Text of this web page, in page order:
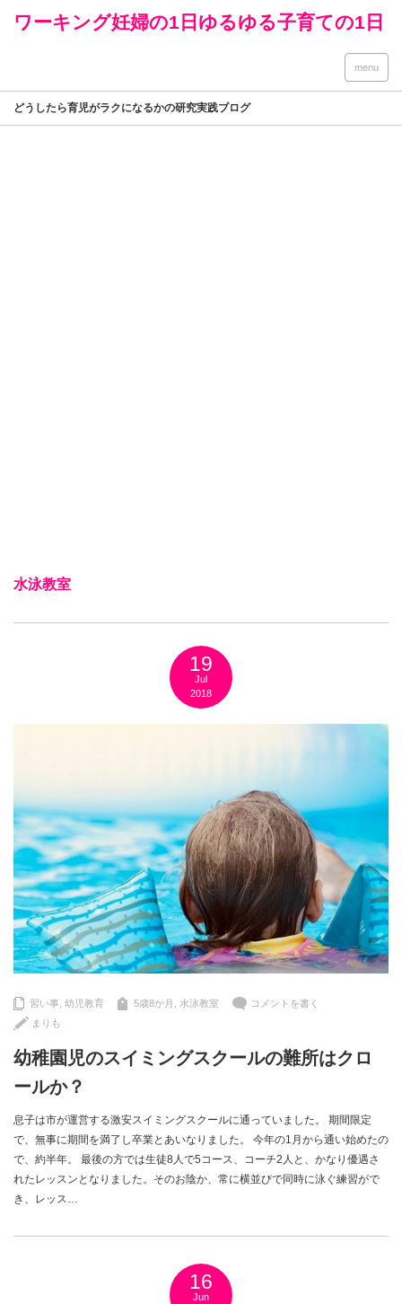
ワーキング妊婦の1日ゆるゆる子育ての1日
menu
どうしたら育児がラクになるかの研究実践ブログ
水泳教室
19
Jul
2018
習い事 幼児教育 5歳8か月 水泳教室
コメントを書く
まりも
幼稚園児のスイミングスクールの難所はクロ
ールか？
息子は市が運営する激安スイミングスクールに通っていました。 期間限定
で、無事に期間を満了し卒業とあいなりました。 今年の1月から通い始めたの
で、約半年。 最後の方では生徒8人で5コース、コーチ2人と、かなり優遇さ
れたレッスンとなりました。そのお陰か、常に横並びで同時に泳ぐ練習がで
き、レッス…
16
Jun